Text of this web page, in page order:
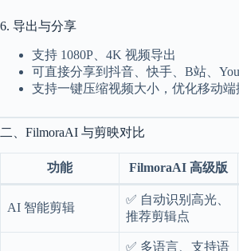
c
h
t
e
C
n
,
A
6. 导出与分享
支持 1080P、4K 视频导出
可直接分享到抖音、快手、B站、
支持一键压缩视频大小，优化移动端
二、FilmoraAI 与剪映对比
功能 FilmoraAI 高级版
AI 智能剪辑
✅ 自动识别高光、
推荐剪辑点
✅ 多语言、支持语